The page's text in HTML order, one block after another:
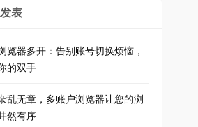
表
览器多开：告别账号切换烦恼，
的双手
乱无章，多账户浏览器让您的浏
然有序